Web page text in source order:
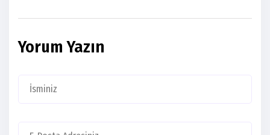
Yorum Yazın